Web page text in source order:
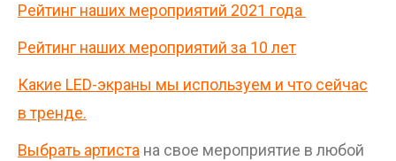
Рейтинг наших мероприятий 2021 года
Рейтинг наших мероприятий за 10 лет
Какие LED-экраны мы используем и что сейчас
в тренде.
Выбрать артиста на свое мероприятие в любой